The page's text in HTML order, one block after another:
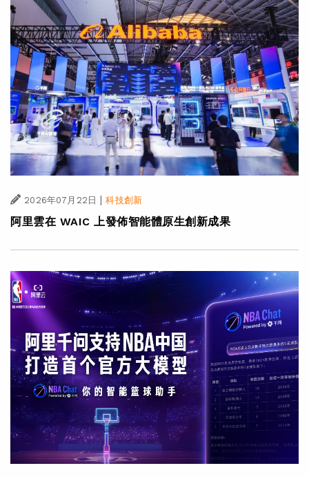
2026年07月22日 | 科技創新
阿里雲在 WAIC 上發佈智能體原生創新成果